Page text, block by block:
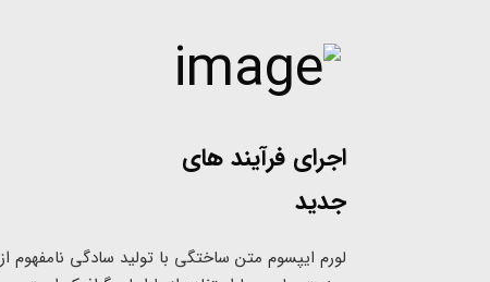
اجرای فرآیند های
جدید
لورم ایپسوم متن ساختگی با تولید سادگی نامفهوم از